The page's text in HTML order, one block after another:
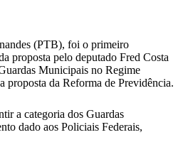
(PTB), foi o primeiro
proposta pelo deputado Fred Costa
Municipais no Regime
proposta da Reforma de Previdência.
a categoria dos Guardas
dado aos Policiais Federais,